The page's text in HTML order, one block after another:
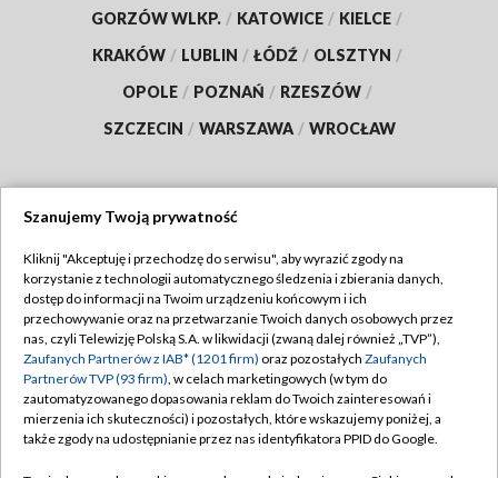
GORZÓW WLKP. / KATOWICE / KIELCE /
KRAKÓW / LUBLIN / ŁÓDŹ / OLSZTYN /
OPOLE / POZNAŃ / RZESZÓW /
SZCZECIN / WARSZAWA / WROCŁAW
TVP
Abonament TVP
Emisja w TVP
Centrum informacji TVP
Naziemna Telewizja Cyfrowa
Regulamin TVP
Polityka prywatności
Moje zgody
Pomoc
Szanujemy Twoją prywatność
Kliknij "Akceptuję i przechodzę do serwisu", aby wyrazić zgody na
korzystanie z technologii automatycznego śledzenia i zbierania danych,
dostęp do informacji na Twoim urządzeniu końcowym i ich
przechowywanie oraz na przetwarzanie Twoich danych osobowych przez
nas, czyli Telewizję Polską S.A. w likwidacji (zwaną dalej również „TVP”),
Zaufanych Partnerów z IAB* (1201 firm) oraz pozostałych Zaufanych
Partnerów TVP (93 firm), w celach marketingowych (w tym do
zautomatyzowanego dopasowania reklam do Twoich zainteresowań i
mierzenia ich skuteczności) i pozostałych, które wskazujemy poniżej, a
także zgody na udostępnianie przez nas identyfikatora PPID do Google.